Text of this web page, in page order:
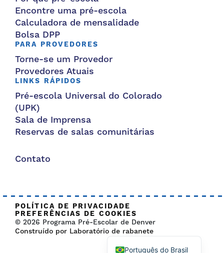
Encontre uma pré-escola
Calculadora de mensalidade
Bolsa DPP
PARA PROVEDORES
Torne-se um Provedor
Provedores Atuais
LINKS RÁPIDOS
Pré-escola Universal do Colorado
(UPK)
Sala de Imprensa
Reservas de salas comunitárias
Contato
POLÍTICA DE PRIVACIDADE
PREFERÊNCIAS DE COOKIES
© 2026 Programa Pré-Escolar de Denver
Construído por Laboratório de rabanete
Português do Brasil